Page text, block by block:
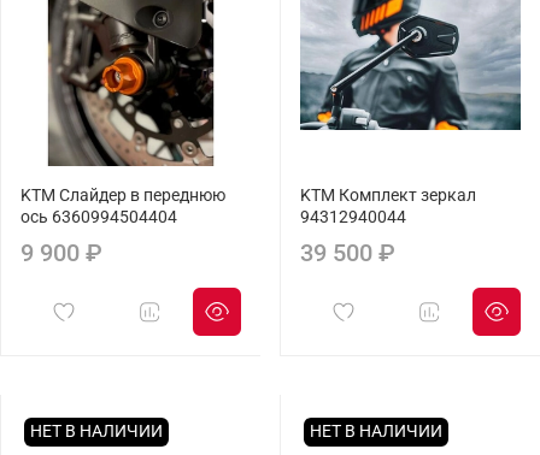
KTM Слайдер в переднюю
ось 6360994504404
9 900 ₽
KTM Комплект зеркал
94312940044
39 500 ₽
НЕТ В НАЛИЧИИ НЕТ В НАЛИЧИИ